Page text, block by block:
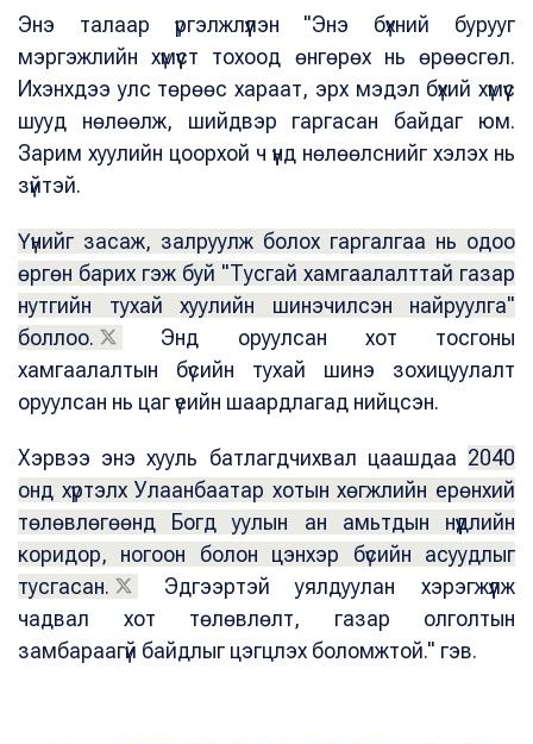
Энэ талаар үргэлжлүүлэн "Энэ бүхний бурууг
мэргэжлийн хүмүүст тохоод өнгөрөх нь өрөөсгөл.
Ихэнхдээ улс төрөөс хараат, эрх мэдэл бүхий хүмүүс
шууд нөлөөлж, шийдвэр гаргасан байдаг юм.
Зарим хуулийн цоорхой ч үүнд нөлөөлснийг хэлэх нь
зүйтэй.
Үүнийг засаж, залруулж болох гаргалгаа нь одоо
өргөн барих гэж буй "Тусгай хамгаалалттай газар
нутгийн тухай хуулийн шинэчилсэн найруулга"
боллоо.
Энд оруулсан хот тосгоны
хамгаалалтын бүсийн тухай шинэ зохицуулалт
оруулсан нь цаг үеийн шаардлагад нийцсэн.
Хэрвээ энэ хууль батлагдчихвал цаашдаа 2040
онд хүртэлх Улаанбаатар хотын хөгжлийн ерөнхий
төлөвлөгөөнд Богд уулын ан амьтдын нүүдлийн
коридор, ногоон болон цэнхэр бүсийн асуудлыг
тусгасан.
Эдгээртэй уялдуулан хэрэгжүүлж
чадвал хот төлөвлөлт, газар олголтын
замбараагүй байдлыг цэгцлэх боломжтой." гэв.